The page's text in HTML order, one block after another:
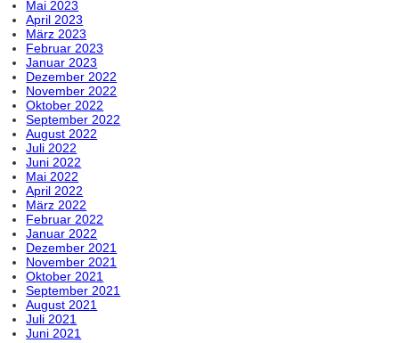
Mai 2023
April 2023
März 2023
Februar 2023
Januar 2023
Dezember 2022
November 2022
Oktober 2022
September 2022
August 2022
Juli 2022
Juni 2022
Mai 2022
April 2022
März 2022
Februar 2022
Januar 2022
Dezember 2021
November 2021
Oktober 2021
September 2021
August 2021
Juli 2021
Juni 2021